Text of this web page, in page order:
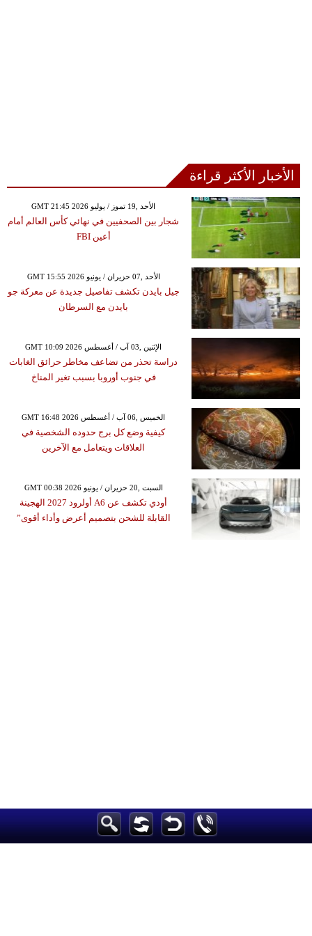
الأخبار الأكثر قراءة
GMT 21:45 2026 الأحد ,19 تموز / يوليو
شجار بين الصحفيين في نهائي كأس العالم أمام
أعين FBI
GMT 15:55 2026 الأحد ,07 حزيران / يونيو
جيل بايدن تكشف تفاصيل جديدة عن معركة جو
بايدن مع السرطان
GMT 10:09 2026 الإثنين ,03 آب / أغسطس
دراسة تحذر من تضاعف مخاطر حرائق الغابات
في جنوب أوروبا بسبب تغير المناخ
GMT 16:48 2026 الخميس ,06 آب / أغسطس
كيفية وضع كل برج حدوده الشخصية في
العلاقات ويتعامل مع الآخرين
GMT 00:38 2026 السبت ,20 حزيران / يونيو
أودي تكشف عن A6 أولرود 2027 الهجينة
القابلة للشحن بتصميم أعرض وأداء أقوى”